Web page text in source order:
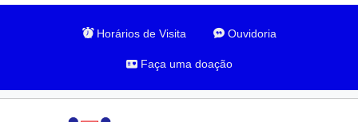
Horários de Visita Ouvidoria
Faça uma doação